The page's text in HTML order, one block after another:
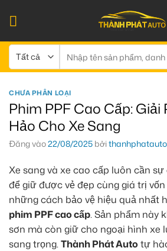
qua
dung
kiếm:
CHƯA PHÂN LOẠI
Phim PPF Cao Cấp:
Hảo Cho Xe Sang
Đăng vào22/08/2025 bởithanhphatauto
Xe sang và xe cao cấp luôn cần
để giữ được vẻ đẹp cùng giá trị
những cách bảo vệ hiệu quả nhất
phim PPF cao cấp. Sản phẩm này
sơn mà còn giữ cho ngoại hình xe
sang trọng.Thành Phát Auto tự